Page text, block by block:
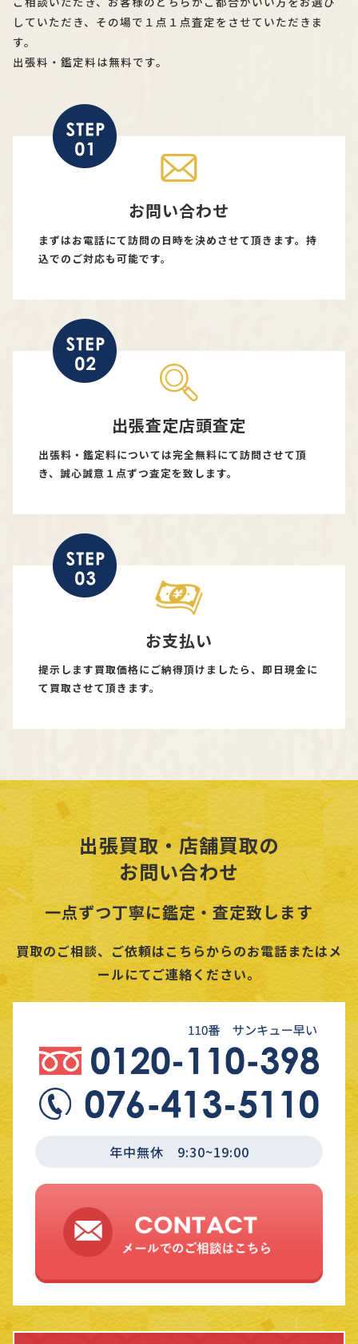
していただき、その場で１点１点査定をさせていただきま
す。
出張料・鑑定料は無料です。
お問い合わせ
まずはお電話にて訪問の日時を決めさせて頂きます。持
込でのご対応も可能です。
出張査定店頭査定
出張料・鑑定料については完全無料にて訪問させて頂
き、誠心誠意１点ずつ査定を致します。
お支払い
提示します買取価格にご納得頂けましたら、即日現金に
て買取させて頂きます。
出張買取・店舗買取の
お問い合わせ
一点ずつ丁寧に鑑定・査定致します
買取のご相談、ご依頼はこちらからのお電話またはメ
ールにてご連絡ください。
年中無休 9:30~19:00